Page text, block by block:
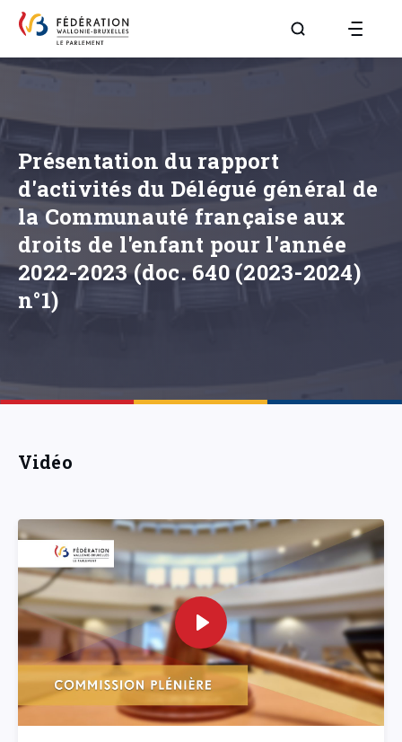
Aller à la page
Présentation du rapport
d'activités du Délégué général de
la Communauté française aux
droits de l'enfant pour l'année
2022-2023 (doc. 640 (2023-2024)
n°1)
Vidéo